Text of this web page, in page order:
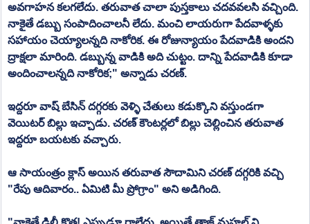
అవగాహన కలగలేదు. తరువాత చాలా పుస్తకాలు చదవవలసి వచ్చింది.
నాకైతే డబ్బు సంపాదించాలనీ లేదు. మంచి లాయరుగా పేదవాళ్ళకు
సహాయం చెయ్యాలన్నది నాకోరిక. ఈ రోజున్యాయం పేదవాడికి అందని
ద్రాక్షలా మారింది. డబ్బున్న వాడికి అది చుట్టం. దాన్ని పేదవాడికి కూడా
అందించాలన్నది నాకోరిక;" అన్నాడు చరణ్.
ఇద్దరూ వాష్ బేసిన్ దగ్గరకు వెళ్ళి చేతులు కడుక్కొని వస్తుండగా
వెయిటర్ బిల్లు ఇచ్చాడు. చరణ్ కౌంటర్లలో బిల్లు చెల్లించిన తరువాత
ఇద్దరూ బయటకు వచ్చారు.
ఆ సాయంత్రం క్లాస్ అయిన తరువాత సౌదామిని చరణ్ దగ్గరికి వచ్చి
"రేపు ఆదివారం.. ఏమిటి మీ ప్రోగ్రాం" అని అడిగింది.